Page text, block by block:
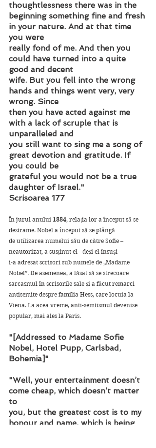
thoughtlessness there was in the
beginning something fine and fresh
in your nature. And at that time
you were
really fond of me. And then you
could have turned into a quite
good and decent
wife. But you fell into the wrong
hands and things went very, very
wrong. Since
then you have acted against me
with a lack of scruple that is
unparalleled and
you still want to sing me a song of
great devotion and gratitude. If
you could be
grateful you would not be a true
daughter of Israel."
Scrisoarea 177
În jurul anului 1884, relația lor a început să se
destrame. Nobel a început să se plângă
de utilizarea numelui său de către Sofie –
neautorizat, a susținut el - deși el însuși
i-a adresat scrisori sub numele de „Madame
Nobel”. De asemenea, a lăsat să se strecoare
sarcasmul în scrisorile sale și a făcut remarci
antisemite despre familia Hess, care locuia la
Viena. La acea vreme, anti-semtismul devenise
popular, mai ales la Paris.
"[Addressed to Madame Sofie
Nobel, Hotel Pupp, Carlsbad,
Bohemia]"
"Well, your entertainment doesn’t
come cheap, which doesn’t matter
to
you, but the greatest cost is to my
honour and name, which is being